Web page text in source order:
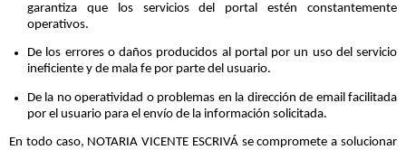
garantiza que los servicios del portal estén constantemente
operativos.
De los errores o daños producidos al portal por un uso del servicio
ineficiente y de mala fe por parte del usuario.
De la no operatividad o problemas en la dirección de email facilitada
por el usuario para el envío de la información solicitada.
En todo caso, NOTARIA VICENTE ESCRIVÁ se compromete a solucionar